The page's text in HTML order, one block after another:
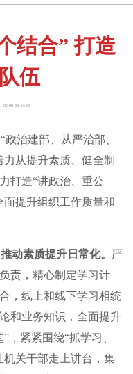
结合” 打造
伍
05-08 08:44:20
治建部、从严治部、
从提升素质、健全制
打造“讲政治、重公
提升组织工作质量和
动素质提升日常化。 严
责，精心制定学习计
，线上和线下学习相统
和业务知识，全面提升
，紧紧围绕“抓学习、
机关干部走上讲台，集